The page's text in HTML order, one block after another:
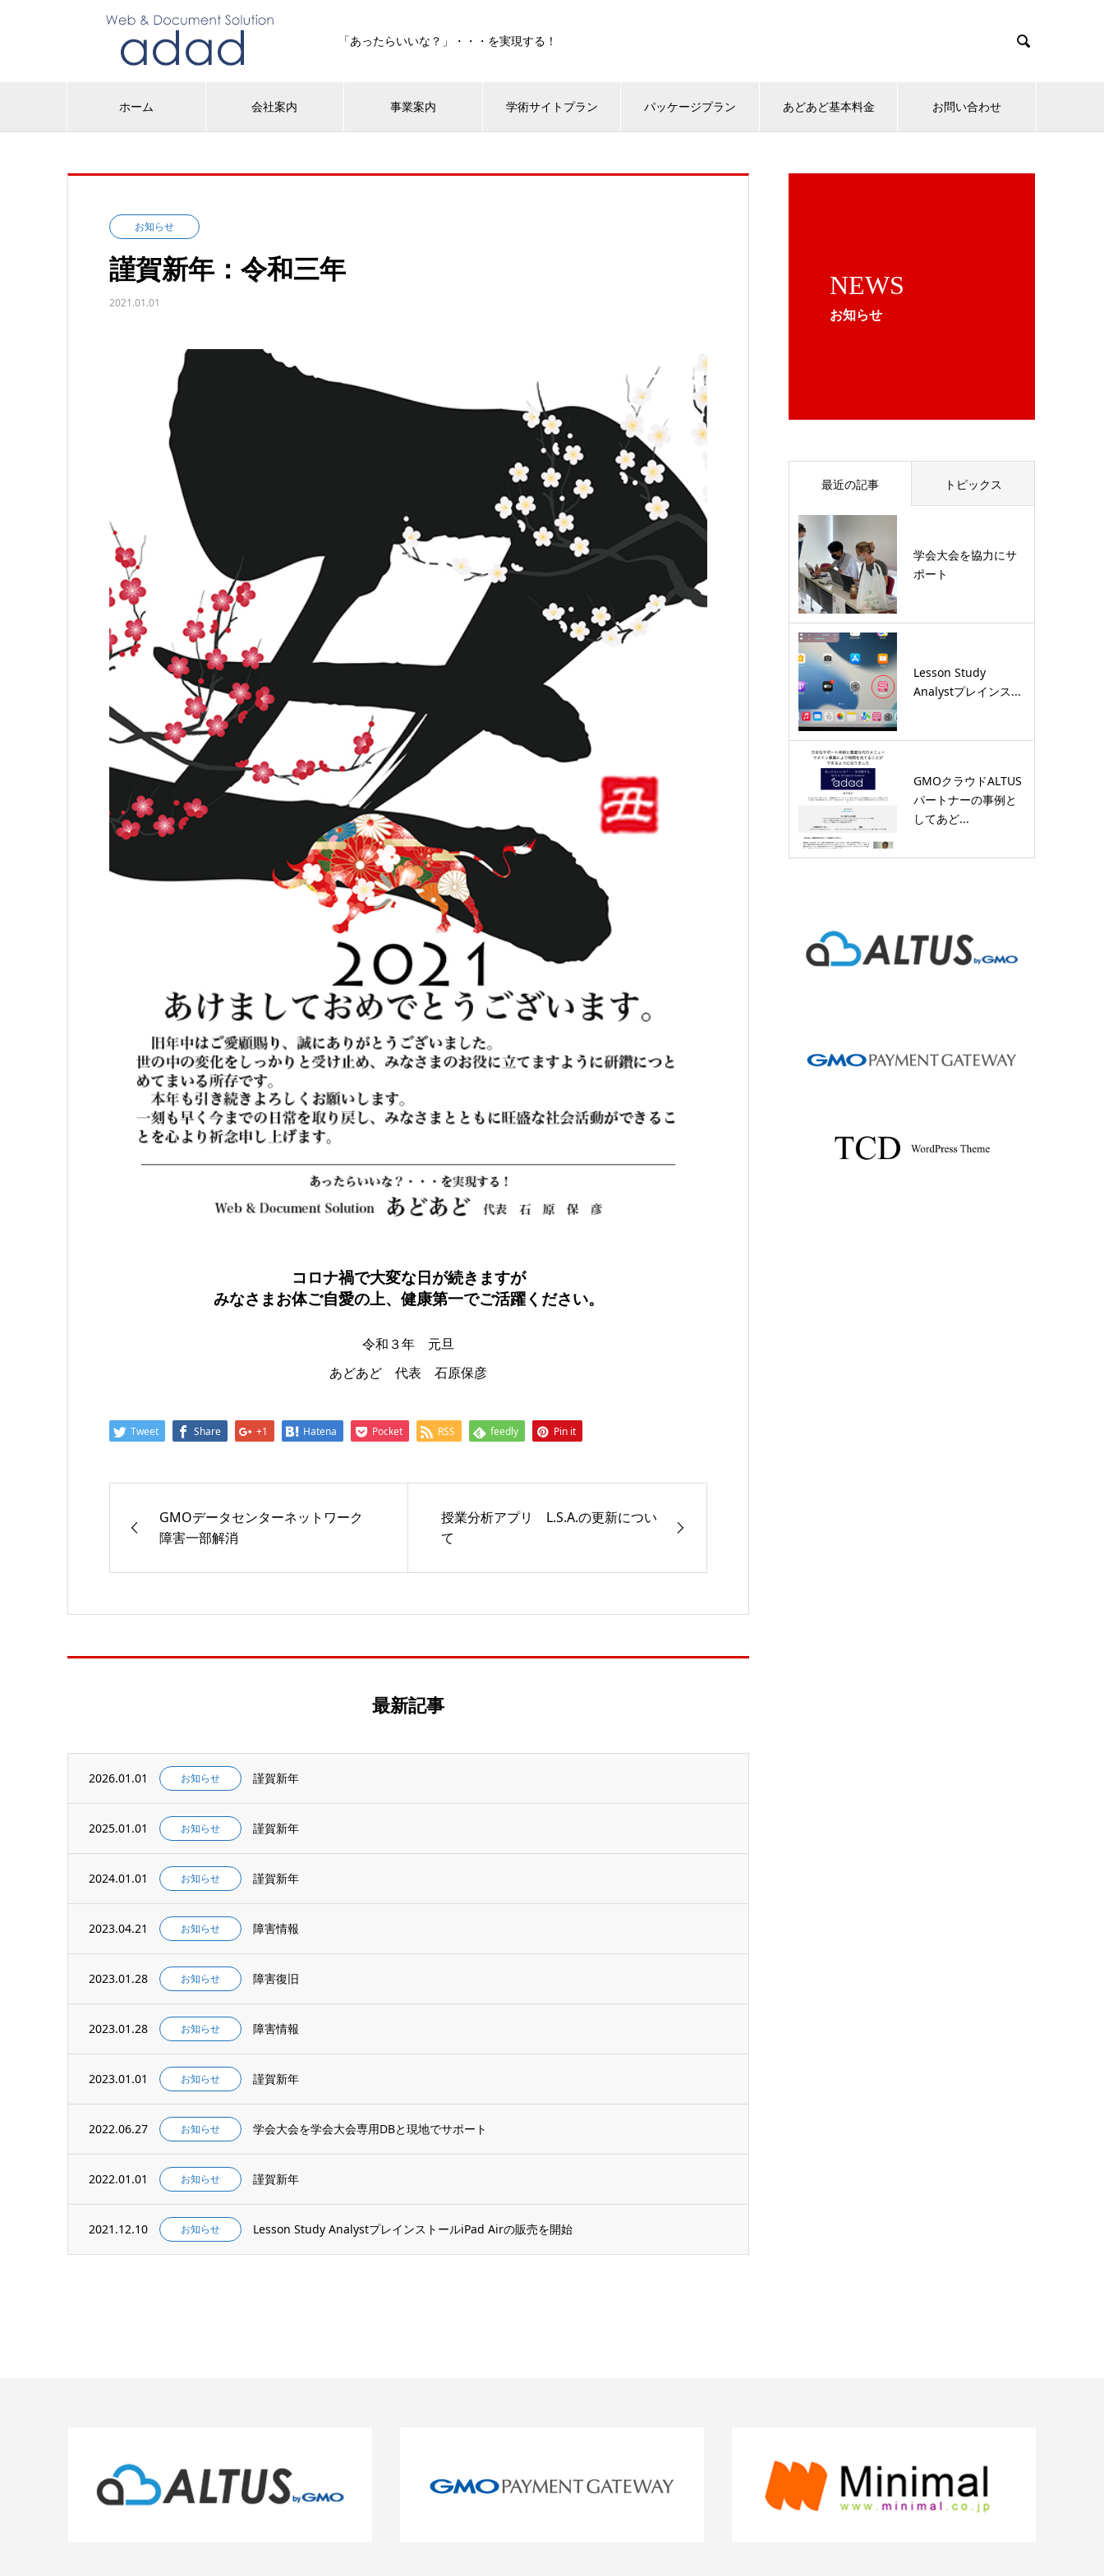
「あったらいいな？」・・・を実現する！ 
ホーム 会社案内 事業案内 学術サイトプラン パッケージプラン あどあど基本料金 お問い合わせ
NEWS
お知らせ
お知らせ
謹賀新年：令和三年
2021.01.01
コロナ禍で大変な日が続きますが
みなさまお体ご自愛の上、健康第一でご活躍ください。
令和３年 元旦
あどあど 代表 石原保彦
Tweet Share +1 Hatena Pocket RSS feedly Pin it
GMOデータセンターネットワーク
障害一部解消
授業分析アプリ L.S.A.の更新につい
て
最新記事
2026.01.01 お知らせ 謹賀新年
2025.01.01 お知らせ 謹賀新年
2024.01.01 お知らせ 謹賀新年
2023.04.21 お知らせ 障害情報
2023.01.28 お知らせ 障害復旧
2023.01.28 お知らせ 障害情報
2023.01.01 お知らせ 謹賀新年
2022.06.27 お知らせ 学会大会を学会大会専用DBと現地でサポート
2022.01.01 お知らせ 謹賀新年
2021.12.10 お知らせ Lesson Study AnalystプレインストールiPad Airの販売を開始
最近の記事 トピックス
学会大会を協力にサ
ポート
Lesson Study
Analystプレインス...
GMOクラウドALTUS
パートナーの事例と
してあど...